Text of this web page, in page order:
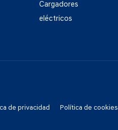
Cargadores
eléctricos
de privacidad Política de cookies